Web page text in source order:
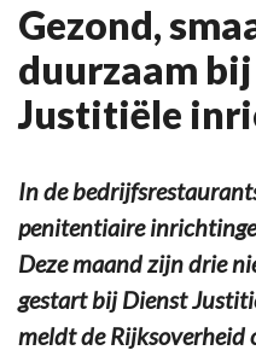
Gezond,
duurzaam
Justitiële
In de
penitentiaire
Deze maand zijn drie
gestart bij Dienst
meldt de Rijksoverheid